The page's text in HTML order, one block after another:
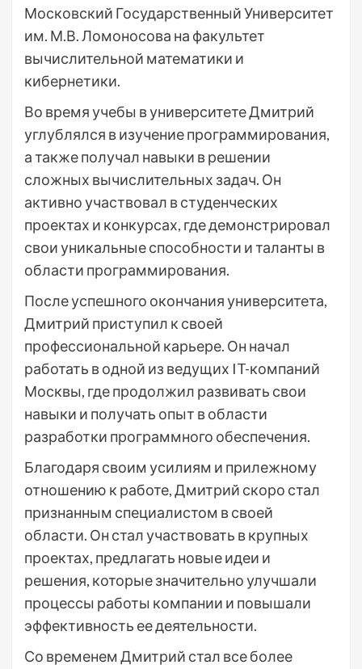
Московский Государственный Университет
им. М.В. Ломоносова на факультет
вычислительной математики и
кибернетики.
Во время учебы в университете Дмитрий
углублялся в изучение программирования,
а также получал навыки в решении
сложных вычислительных задач. Он
активно участвовал в студенческих
проектах и конкурсах, где демонстрировал
свои уникальные способности и таланты в
области программирования.
После успешного окончания университета,
Дмитрий приступил к своей
профессиональной карьере. Он начал
работать в одной из ведущих IT-компаний
Москвы, где продолжил развивать свои
навыки и получать опыт в области
разработки программного обеспечения.
Благодаря своим усилиям и прилежному
отношению к работе, Дмитрий скоро стал
признанным специалистом в своей
области. Он стал участвовать в крупных
проектах, предлагать новые идеи и
решения, которые значительно улучшали
процессы работы компании и повышали
эффективность ее деятельности.
Со временем Дмитрий стал все более